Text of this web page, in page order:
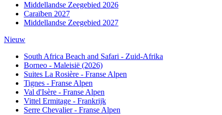
Middellandse Zeegebied 2026
Caraïben 2027
Middellandse Zeegebied 2027
Nieuw
South Africa Beach and Safari - Zuid-Afrika
Borneo - Maleisië (2026)
Suites La Rosière - Franse Alpen
Tignes - Franse Alpen
Val d'Isère - Franse Alpen
Vittel Ermitage - Frankrijk
Serre Chevalier - Franse Alpen